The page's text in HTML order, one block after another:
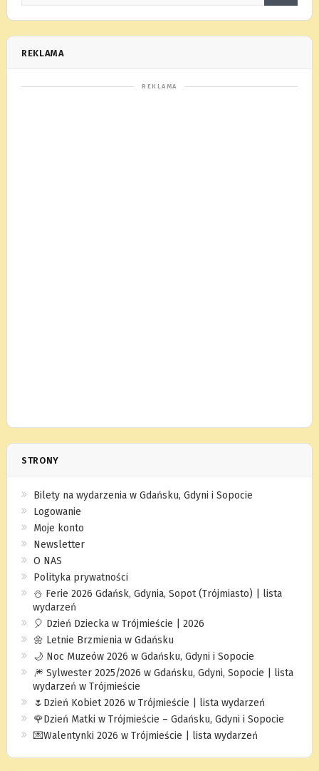
REKLAMA
STRONY
Bilety na wydarzenia w Gdańsku, Gdyni i Sopocie
Logowanie
Moje konto
Newsletter
O NAS
Polityka prywatności
⛄️ Ferie 2026 Gdańsk, Gdynia, Sopot (Trójmiasto) | lista
wydarzeń
🎈 Dzień Dziecka w Trójmieście | 2026
🌼 Letnie Brzmienia w Gdańsku
🌙 Noc Muzeów 2026 w Gdańsku, Gdyni i Sopocie
🎆 Sylwester 2025/2026 w Gdańsku, Gdyni, Sopocie | lista
wydarzeń w Trójmieście
🌷Dzień Kobiet 2026 w Trójmieście | lista wydarzeń
🌹Dzień Matki w Trójmieście – Gdańsku, Gdyni i Sopocie
💌Walentynki 2026 w Trójmieście | lista wydarzeń